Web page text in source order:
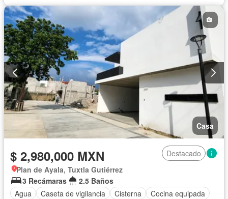
Casa
$ 2,980,000 MXN
Destacado
Plan de Ayala, Tuxtla Gutiérrez
3 Recámaras
2.5 Baños
Agua
Caseta de vigilancia Cisterna
Cocina equipada